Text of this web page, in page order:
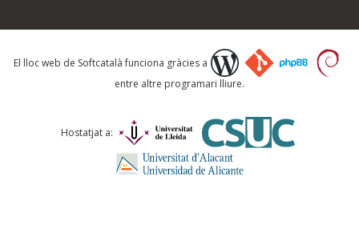
Què proposeu?
Comentari *
El lloc web de Softcatalà funciona gràcies a
entre altre programari lliure.
Hostatjat a: